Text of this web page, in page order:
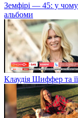
Земфірі — 45: у чому
альбоми
Клаудія Шиффер та її